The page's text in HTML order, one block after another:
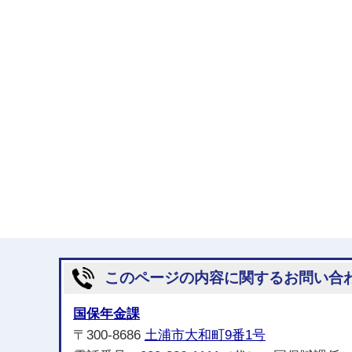
このページの内容に関するお問い合
国保年金課
〒300-8686 土浦市大和町9番1号